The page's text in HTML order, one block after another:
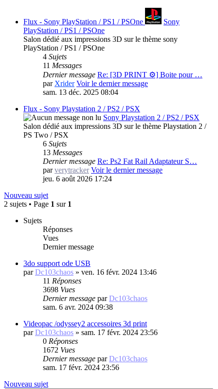
Flux - Sony PlayStation / PS1 / PSOne
Sony
PlayStation / PS1 / PSOne
Salon dédié aux impressions 3D sur le thème sony
PlayStation / PS1 / PSOne
4 Sujets
11 Messages
Dernier message Re: [3D PRINT ⚙️] Boite pour …
par Xrider Voir le dernier message
sam. 13 déc. 2025 08:04
Flux - Sony Playstation 2 / PS2 / PSX
Sony Playstation 2 / PS2 / PSX
Salon dédié aux impressions 3D sur le thème Playstation 2 /
PS Two / PSX
6 Sujets
13 Messages
Dernier message Re: Ps2 Fat Rail Adaptateur S…
parverytracker Voir le dernier message
jeu. 6 août 2026 17:24
Nouveau sujet
2 sujets • Page 1 sur 1
Sujets
Réponses
Vues
Dernier message
3do support ode USB
parDc103chaos » ven. 16 févr. 2024 13:46
11 Réponses
3698 Vues
Dernier message parDc103chaos
sam. 6 avr. 2024 09:38
Videopac /odyssey2 accessoires 3d print
parDc103chaos » sam. 17 févr. 2024 23:56
0 Réponses
1672 Vues
Dernier message parDc103chaos
sam. 17 févr. 2024 23:56
Nouveau sujet